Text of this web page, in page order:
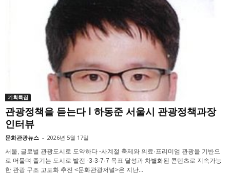
기획특집
관광정책을 듣는다 l 하동준 서울시 관광정책과장
인터뷰
문화관광뉴스 - 2026년 5월 17일
서울, 글로벌 관광도시로 도약하다 -사계절 축제와 의료·프리미엄 관광을 기반으
로 머물며 즐기는 도시로 발전 -3·3·7·7 목표 달성과 차별화된 콘텐츠로 지속가능
한 관광 구조 고도화 추진 <문화관광저널>은 지난...